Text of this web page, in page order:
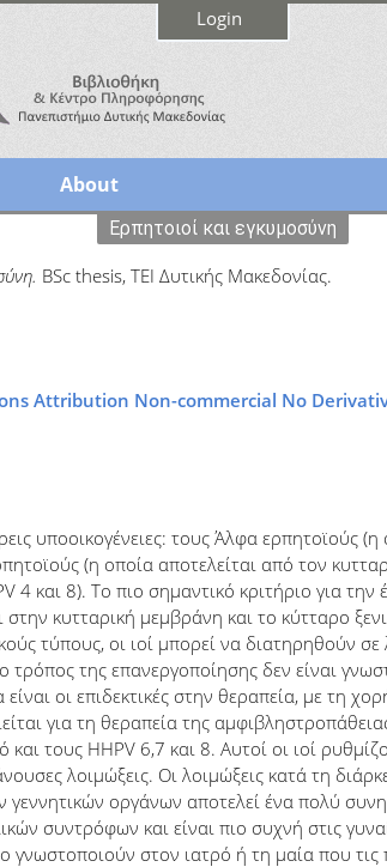
Login
About
Ερπητοιοί και εγκυμοσύνη
BSc thesis, ΤΕΙ Δυτικής Μακεδονίας.
Attribution Non-commercial No
υποοικογένειες: τους Άλφα ερπητοϊούς
(η οποία αποτελείται από τον
4 και 8). Το πιο σημαντικό κριτήριο για την
κυτταρική μεμβράνη και το κύτταρο
τύπους, οι ιοί μπορεί να διατηρηθούν
τρόπος της επανεργοποίησης δεν είναι
οι επιδεκτικές στην θεραπεία, με τη
για τη θεραπεία της
τους HHPV 6,7 και 8. Αυτοί οι ιοί
λοιμώξεις. Οι λοιμώξεις κατά τη
γεννητικών οργάνων αποτελεί ένα πολύ
συντρόφων και είναι πιο συχνή στις
γνωστοποιούν στον ιατρό ή τη μαία που